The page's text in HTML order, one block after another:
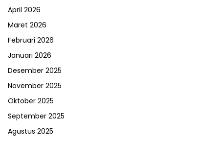
April 2026
Maret 2026
Februari 2026
Januari 2026
Desember 2025
November 2025
Oktober 2025
September 2025
Agustus 2025